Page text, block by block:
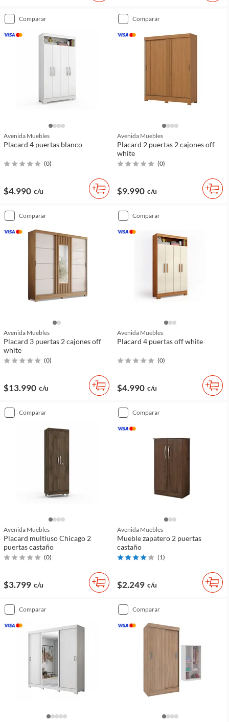
comparar
Avenida Muebles
Placard 4 puertas blanco
(0)
$4.990 c/u
comparar
Avenida Muebles
Placard 2 puertas 2 cajones off
white
(0)
$9.990 c/u
comparar
Avenida Muebles
Placard 3 puertas 2 cajones off
white
(0)
$13.990 c/u
comparar
Avenida Muebles
Placard 4 puertas off white
(0)
$4.990 c/u
comparar
Avenida Muebles
Placard multiuso Chicago 2
puertas castaño
(0)
$3.799 c/u
comparar
Avenida Muebles
Mueble zapatero 2 puertas
castaño
(1)
$2.249 c/u
comparar comparar